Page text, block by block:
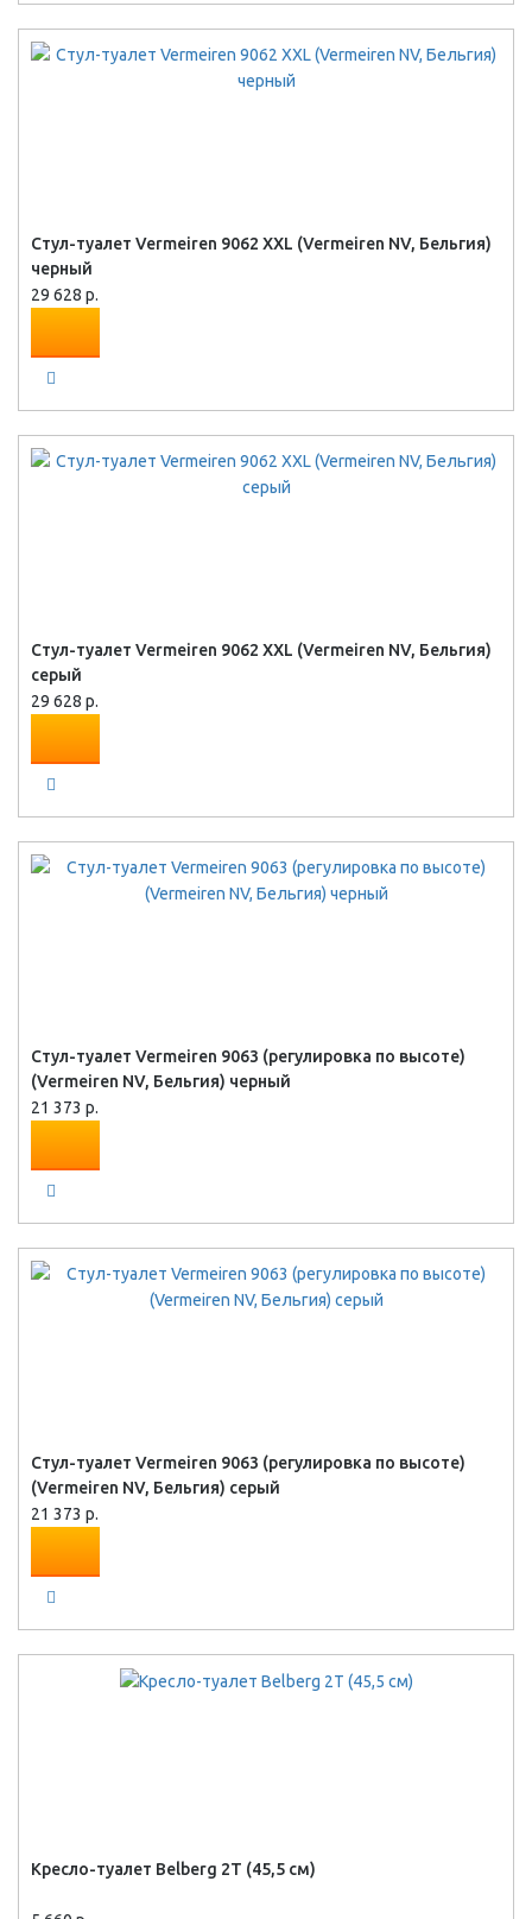
Стул-туалет Vermeiren 9062 XXL (Vermeiren NV, Бельгия)
черный
29 628 р.
Стул-туалет Vermeiren 9062 XXL (Vermeiren NV, Бельгия)
серый
29 628 р.
Стул-туалет Vermeiren 9063 (регулировка по высоте)
(Vermeiren NV, Бельгия) черный
21 373 р.
Стул-туалет Vermeiren 9063 (регулировка по высоте)
(Vermeiren NV, Бельгия) серый
21 373 р.
Кресло-туалет Belberg 2T (45,5 см)